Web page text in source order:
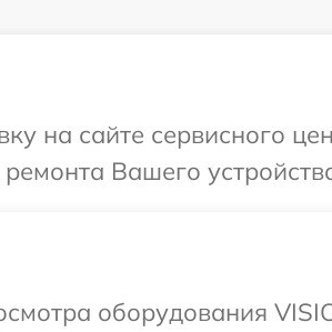
на сайте сервисного
Вашего
оборудования